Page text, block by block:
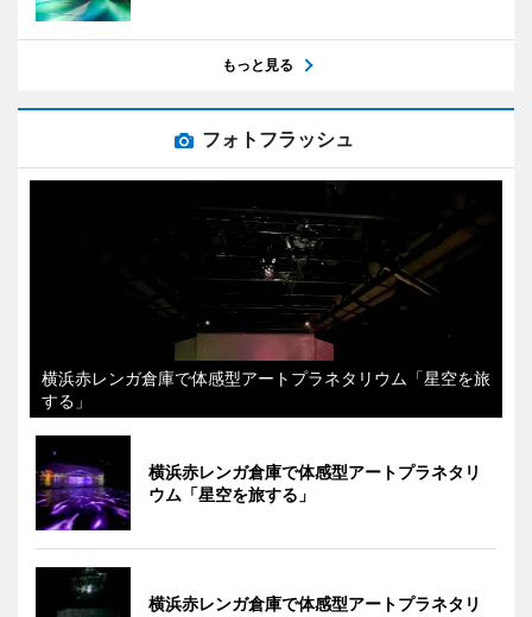
もっと見る
フォトフラッシュ
横浜赤レンガ倉庫で体感型アートプラネタリウム「星空を旅
する」
横浜赤レンガ倉庫で体感型アートプラネタリ
ウム「星空を旅する」
横浜赤レンガ倉庫で体感型アートプラネタリ